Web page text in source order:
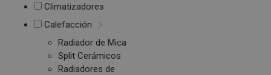
Climatizadores
Calefacción
Radiador de Mica
Split Cerámicos
Radiadores de